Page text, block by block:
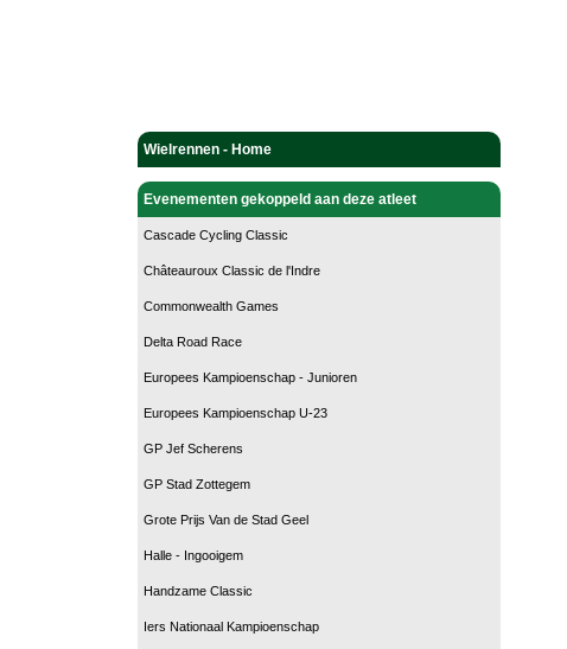
Wielrennen - Home
Evenementen gekoppeld aan deze atleet
Cascade Cycling Classic
Châteauroux Classic de l'Indre
Commonwealth Games
Delta Road Race
Europees Kampioenschap - Junioren
Europees Kampioenschap U-23
GP Jef Scherens
GP Stad Zottegem
Grote Prijs Van de Stad Geel
Halle - Ingooigem
Handzame Classic
Iers Nationaal Kampioenschap